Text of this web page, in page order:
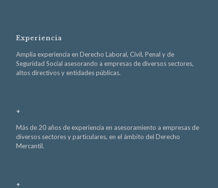
Experiencia
Amplia experiencia en Derecho Laboral, Civil, Penal y de
Seguridad Social asesorando a empresas de diversos sectores,
altos directivos y entidades públicas.
+
Más de 20 años de experiencia en asesoramiento a empresas de
diversos sectores y particulares, en el ámbito del Derecho
Mercantil.
+